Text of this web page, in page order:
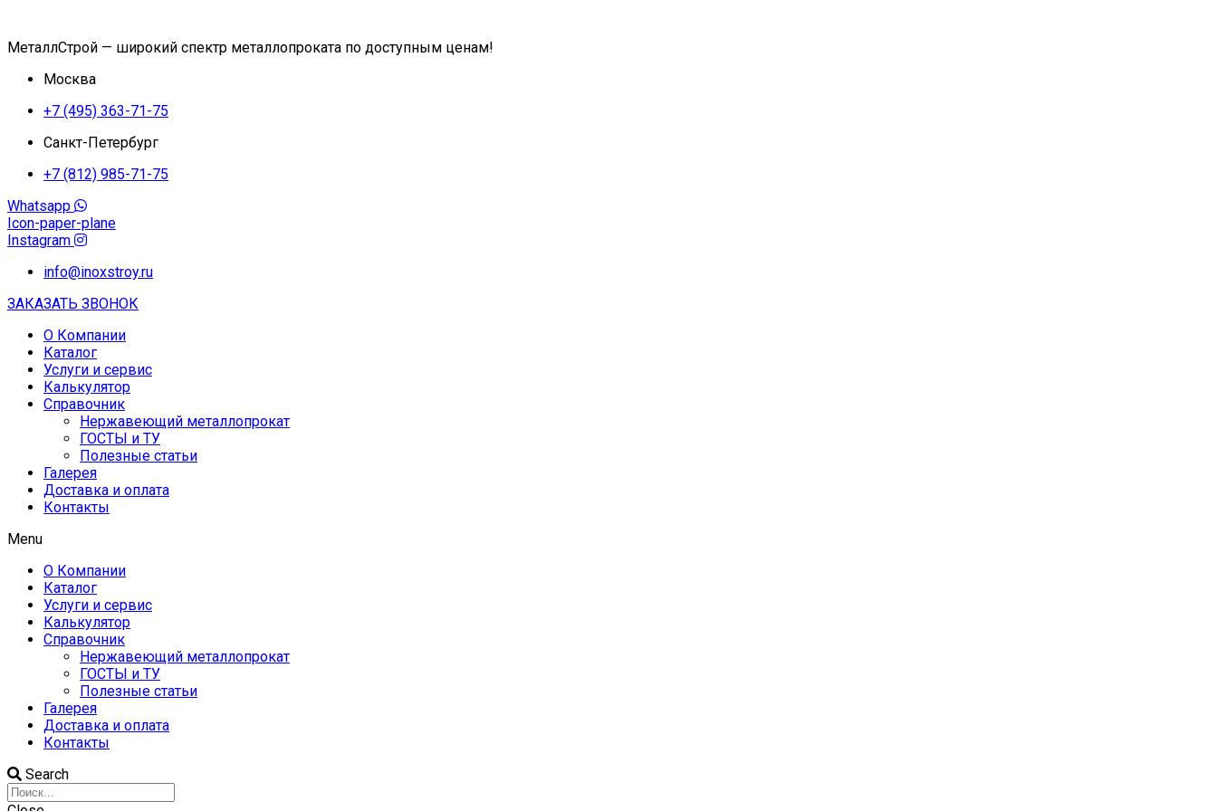
МеталлСтрой — широкий спектр металлопроката по доступным ценам!
Москва
+7 (495) 363-71-75
Санкт-Петербург
+7 (812) 985-71-75
Whatsapp
Icon-paper-plane
Instagram
info@inoxstroy.ru
ЗАКАЗАТЬ ЗВОНОК
О Компании
Каталог
Услуги и сервис
Калькулятор
Справочник
Нержавеющий металлопрокат
ГОСТЫ и ТУ
Полезные статьи
Галерея
Доставка и оплата
Контакты
Menu
О Компании
Каталог
Услуги и сервис
Калькулятор
Справочник
Нержавеющий металлопрокат
ГОСТЫ и ТУ
Полезные статьи
Галерея
Доставка и оплата
Контакты
Search